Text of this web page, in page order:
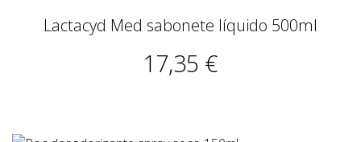
Lactacyd Med sabonete líquido 500ml
17,35 €